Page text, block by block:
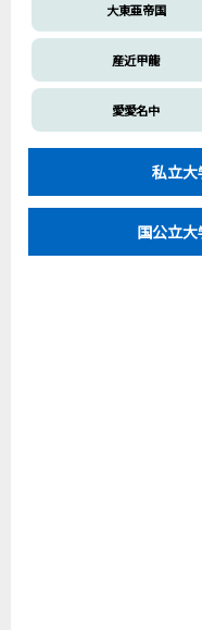
大東亜帝国
産近甲龍
愛愛名中
私立大
国公立